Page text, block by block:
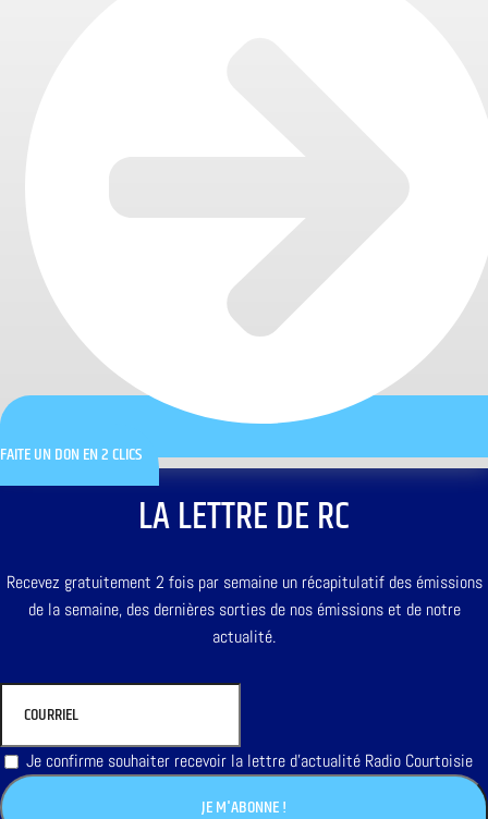
FAITE UN DON EN 2 CLICS
LA LETTRE DE RC
Recevez gratuitement 2 fois par semaine un récapitulatif des émissions
de la semaine, des dernières sorties de nos émissions et de notre
actualité.
Je confirme souhaiter recevoir la lettre d'actualité Radio Courtoisie